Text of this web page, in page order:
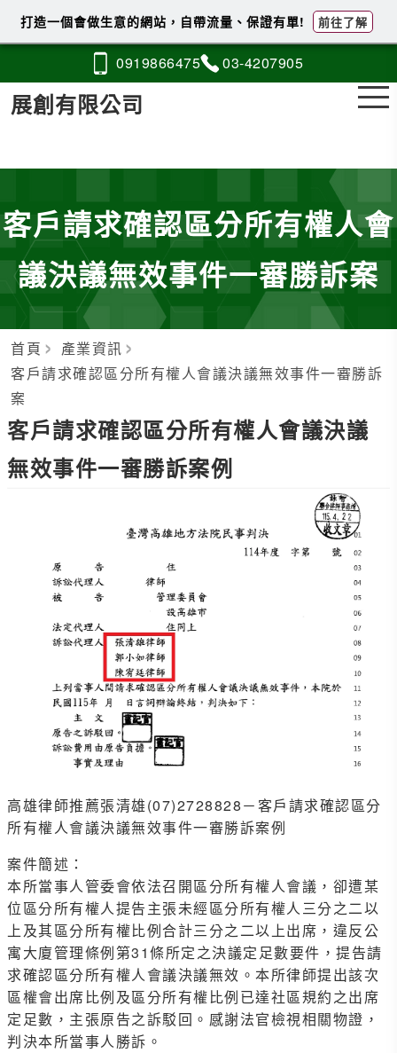
0919866475 03-4207905
展創有限公司
客戶請求確認區分所有權人會
議決議無效事件一審勝訴案
首頁
產業資訊
客戶請求確認區分所有權人會議決議無效事件一審勝訴
案
客戶請求確認區分所有權人會議決議
無效事件一審勝訴案例
高雄律師推薦張清雄(07)2728828－客戶請求確認區分
所有權人會議決議無效事件一審勝訴案例
案件簡述：
本所當事人管委會依法召開區分所有權人會議，卻遭某
位區分所有權人提告主張未經區分所有權人三分之二以
上及其區分所有權比例合計三分之二以上出席，違反公
寓大廈管理條例第31條所定之決議定足數要件，提告請
求確認區分所有權人會議決議無效。本所律師提出該次
區權會出席比例及區分所有權比例已達社區規約之出席
定足數，主張原告之訴駁回。感謝法官檢視相關物證，
判決本所當事人勝訴。
打造一個會做生意的網站，自帶流量、保證有單! 前往了解